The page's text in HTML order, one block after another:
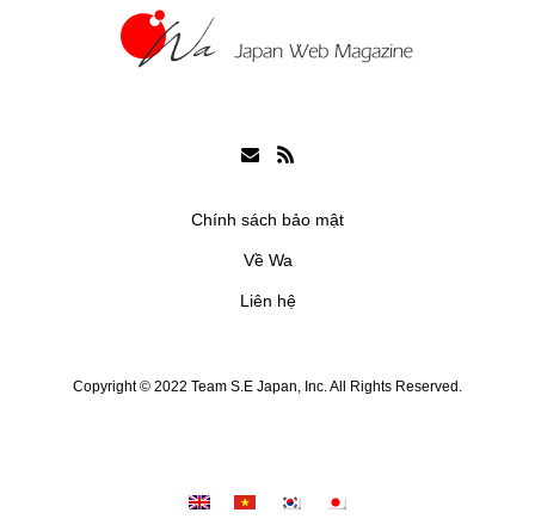
Chính sách bảo mật
Về Wa
Liên hệ
Copyright © 2022 Team S.E Japan, Inc. All Rights Reserved.